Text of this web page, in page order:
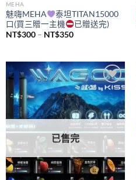
MEHA
魅嗨MEHA
泰坦TITAN15000
口(買三贈一主機
已贈送完)
NT$300 – NT$350價
NT$300
到
NT$350
Add to
wishlist
已售完